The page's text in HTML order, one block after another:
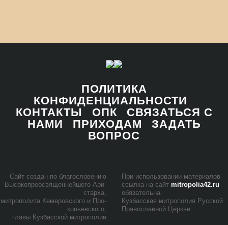
ПОЛИТИКА
КОНФИДЕНЦИАЛЬНОСТИ
КОНТАКТЫ
ОПК
СВЯЗАТЬСЯ С
НАМИ
ПРИХОДАМ
ЗАДАТЬ
ВОПРОС
Сайт со­здан по бла­го­сло­ве­нию
Вы­со­ко­прео­свя­щен­ней­ше­го Ари­
стар­ха,
мит­ро­по­ли­та Ке­ме­ров­ско­го и Про­
ко­пьев­ско­го,
гла­вы Куз­бас­ской мит­ро­по­лии
При ис­поль­зо­ва­нии ма­те­ри­а­лов
ссыл­ка на сайт mitropolia42.ru
обя­за­тель­на.
Куз­бас­ская мит­ро­по­лия Рус­ской
Пра­во­слав­ной Церк­ви